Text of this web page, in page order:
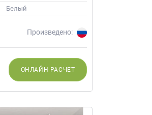
Белый
Произведено:
ОНЛАЙН РАСЧЕТ